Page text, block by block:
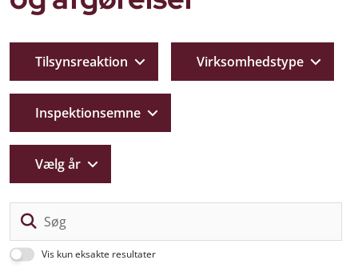
Vis kun eksakte resultater
Tilsynsreaktion Virksomhedstype
Inspektionsemne
Vælg år